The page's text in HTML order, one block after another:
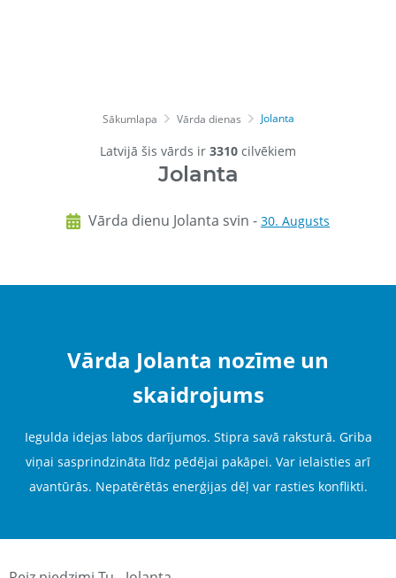
Sākumlapa Vārda dienas Jolanta
Latvijā šis vārds ir 3310 cilvēkiem
Jolanta
Vārda dienu Jolanta svin - 30. Augusts
Vārda Jolanta nozīme un
skaidrojums
Iegulda idejas labos darījumos. Stipra savā raksturā. Griba
viņai sasprindzināta līdz pēdējai pakāpei. Var ielaisties arī
avantūrās. Nepatērētās enerģijas dēļ var rasties konflikti.